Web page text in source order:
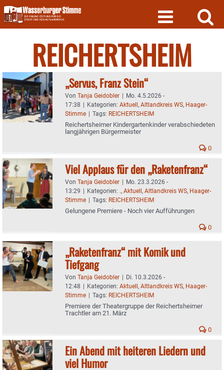
Skip
to
content
REICHERTSHEIM
„Servus, Franz Stein“
Von Tanja Geidobler | Mo. 4.5.2026 -
17:38 | Kategorien: Aktuell, Altlandkreis WS, Haager-
Stimme | Tags: REICHERTSHEIM
Reichertsheimer Kindergartenkinder verabschiedeten
langjährigen Bürgermeister
0
Viel Applaus für den „Raketenfranz“
Von Tanja Geidobler | Mo. 23.3.2026 -
13:29 | Kategorien: ., Aktuell, Altlandkreis WS, Haager-
Stimme | Tags: REICHERTSHEIM
Gelungene Premiere - Noch vier Aufführungen
0
„Raketenfranz“ mit Komik und
Tiefgang
Von Tanja Geidobler | Di. 10.3.2026 -
12:48 | Kategorien: Aktuell, Altlandkreis WS, Haager-
Stimme | Tags: REICHERTSHEIM
Premiere der Theatergruppe der Reichertsheimer
Trachtler am 21. März
0
Ein Abend mit heiteren Liedern und
viel Humor